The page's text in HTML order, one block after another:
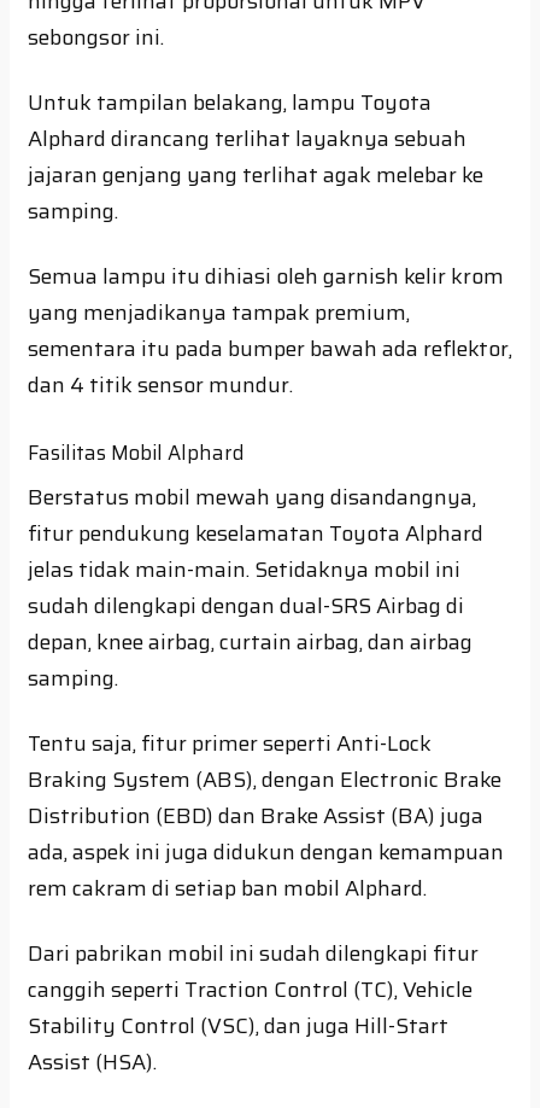
sebongsor ini.
Untuk tampilan belakang, lampu Toyota
Alphard dirancang terlihat layaknya sebuah
jajaran genjang yang terlihat agak melebar ke
samping.
Semua lampu itu dihiasi oleh garnish kelir krom
yang menjadikanya tampak premium,
sementara itu pada bumper bawah ada reflektor,
dan 4 titik sensor mundur.
Fasilitas Mobil Alphard
Berstatus mobil mewah yang disandangnya,
fitur pendukung keselamatan Toyota Alphard
jelas tidak main-main. Setidaknya mobil ini
sudah dilengkapi dengan dual-SRS Airbag di
depan, knee airbag, curtain airbag, dan airbag
samping.
Tentu saja, fitur primer seperti Anti-Lock
Braking System (ABS), dengan Electronic Brake
Distribution (EBD) dan Brake Assist (BA) juga
ada, aspek ini juga didukun dengan kemampuan
rem cakram di setiap ban mobil Alphard.
Dari pabrikan mobil ini sudah dilengkapi fitur
canggih seperti Traction Control (TC), Vehicle
Stability Control (VSC), dan juga Hill-Start
Assist (HSA).